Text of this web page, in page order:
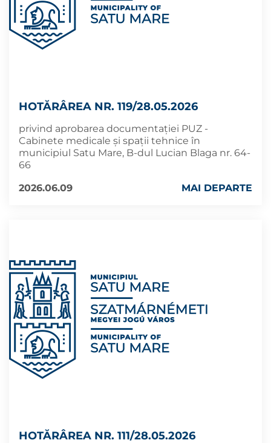
HOTĂRÂREA NR. 119/28.05.2026
privind aprobarea documentației PUZ -
Cabinete medicale şi spaţii tehnice în
municipiul Satu Mare, B-dul Lucian Blaga nr. 64-
66
2026.06.09
MAI DEPARTE
HOTĂRÂREA NR. 111/28.05.2026